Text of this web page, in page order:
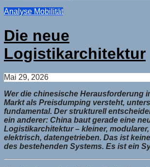
Analyse Mobilität
Die neue
Logistikarchitektur
Mai 29, 2026
Wer die chinesische Herausforderung
Markt als Preisdumping versteht,
fundamental. Der strukturell
ein anderer: China baut gerade eine
Logistikarchitektur – kleiner,
elektrisch, datengetrieben. Das ist
des bestehenden Systems. Es ist ein